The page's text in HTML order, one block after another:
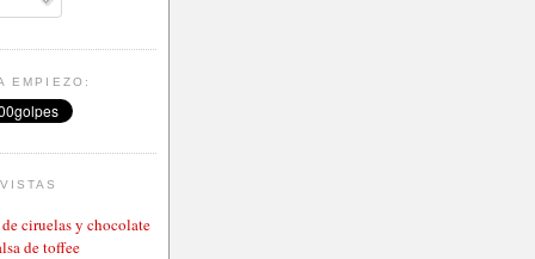
EMPIEZO:
ciruelas y chocolate
de toffee